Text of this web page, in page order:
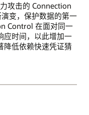
攻击的 Connection
变，保护数据的第一
Control 在面对同一
应时间，以此增加一
降低依赖快速凭证猜